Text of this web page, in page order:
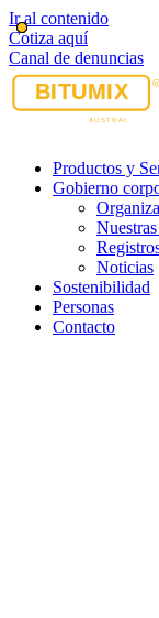
Ir al contenido
Cotiza aquí
Canal de denuncias
Productos y
Gobierno
Noticias
Sostenibilidad
Personas
Contacto